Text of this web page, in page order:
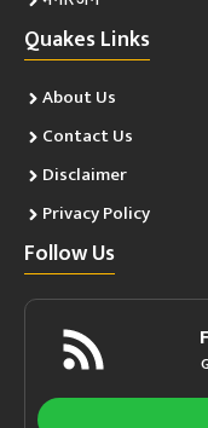
Quakes Links
About Us
Contact Us
Disclaimer
Privacy Policy
Follow Us